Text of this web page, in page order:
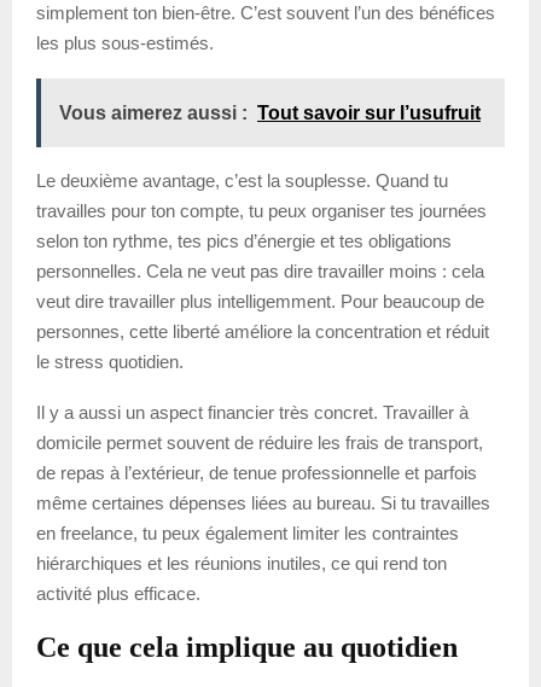
simplement ton bien-être. C’est souvent l’un des bénéfices
les plus sous-estimés.
Vous aimerez aussi : Tout savoir sur l’usufruit
Le deuxième avantage, c’est la souplesse. Quand tu
travailles pour ton compte, tu peux organiser tes journées
selon ton rythme, tes pics d’énergie et tes obligations
personnelles. Cela ne veut pas dire travailler moins : cela
veut dire travailler plus intelligemment. Pour beaucoup de
personnes, cette liberté améliore la concentration et réduit
le stress quotidien.
Il y a aussi un aspect financier très concret. Travailler à
domicile permet souvent de réduire les frais de transport,
de repas à l’extérieur, de tenue professionnelle et parfois
même certaines dépenses liées au bureau. Si tu travailles
en freelance, tu peux également limiter les contraintes
hiérarchiques et les réunions inutiles, ce qui rend ton
activité plus efficace.
Ce que cela implique au quotidien